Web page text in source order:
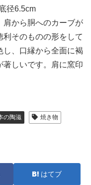
径6.5cm
から胴へのカーブが
利そのものの形をして
し、口縁から全面に褐
しいです。肩に窯印
の陶滋
焼き物
はてブ